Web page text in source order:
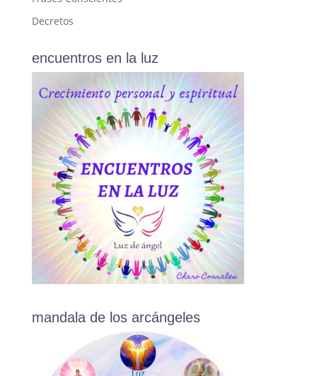
Decretos
encuentros en la luz
mandala de los arcángeles